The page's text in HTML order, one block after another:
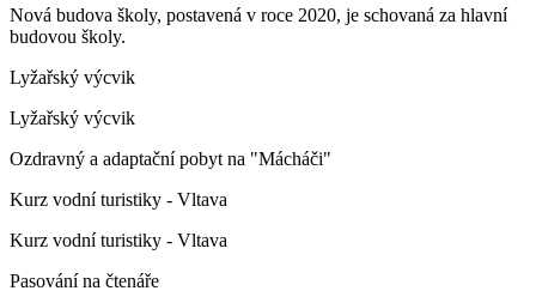
Nová budova školy, postavená v roce 2020, je schovaná za hlavní
budovou školy.
Lyžařský výcvik
Lyžařský výcvik
Ozdravný a adaptační pobyt na "Mácháči"
Kurz vodní turistiky - Vltava
Kurz vodní turistiky - Vltava
Pasování na čtenáře